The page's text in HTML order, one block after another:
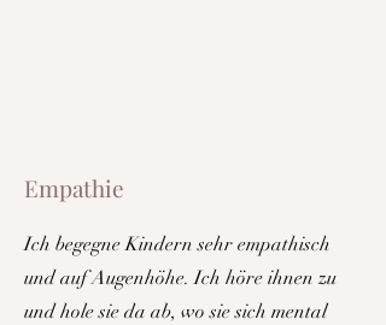
Empathie
Ich begegne Kindern sehr empathisch
und auf Augenhöhe. Ich höre ihnen zu
und hole sie da ab, wo sie sich mental